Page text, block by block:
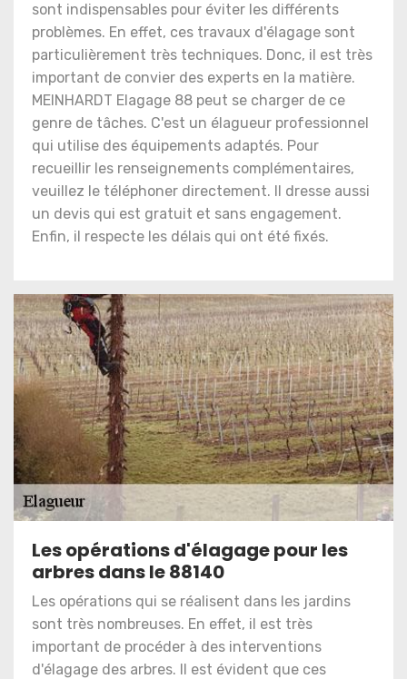
sont indispensables pour éviter les différents
problèmes. En effet, ces travaux d'élagage sont
particulièrement très techniques. Donc, il est très
important de convier des experts en la matière.
MEINHARDT Elagage 88 peut se charger de ce
genre de tâches. C'est un élagueur professionnel
qui utilise des équipements adaptés. Pour
recueillir les renseignements complémentaires,
veuillez le téléphoner directement. Il dresse aussi
un devis qui est gratuit et sans engagement.
Enfin, il respecte les délais qui ont été fixés.
Les opérations d'élagage pour les
arbres dans le 88140
Les opérations qui se réalisent dans les jardins
sont très nombreuses. En effet, il est très
important de procéder à des interventions
d'élagage des arbres. Il est évident que ces